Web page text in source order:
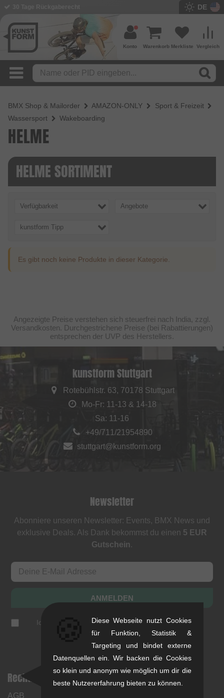
DE
Vergleich
Merkliste
Warenkorb
Konto
BMX Shop & Mailorder AMAZON-ONLY
Sport & Freizeit
Wassersport
Wakeboarding
HELME
HELME SORTIMENT
Verfügbarkeit Angebote
kunstform Tipp
Es gibt noch keine Produkte in dieser Kategorie.
Angezeigte Preise verstehen sich steuerfrei nach India, zzgl.
Versandkosten. Durchgestrichene Preise (bei Rabattierungen)
entsprechen der UVP des Herstellers.
kunstform Stuttgart
Rotebühlstr. 63, 70178 Stuttgart
Mo-Fr: 11-13 & 14-18
Sa: 11-16
+49/711/21954890
stuttgart@kunstform.org
Newsletter
Abonniere unseren Newsletter: Events, BMX News und
exklusive Deals. Als Dank bekommst du einen 5 EUR
Gutschein.
ANMELDEN
Ich akzeptiere dieDatenschutzerklärung (jederzeit
abbestellbar)
Rechtliche Hinweise
AGB
Hilfe & Information
Diese Webseite nutzt Cookies
für Funktion, Statistik &
Targeting und bindet externe
Datenquellen ein. Wir backen die Cookies
so klein und anonym wie möglich um dir die
beste Nutzererfahrung bieten zu können.